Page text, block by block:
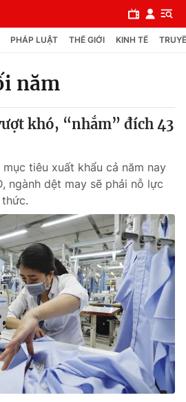
PHÁP LUẬT THẾ GIỚI KINH TẾ
năm
khó, “nhắm” đích 43
tiêu xuất khẩu cả năm nay
ngành dệt may sẽ phải nỗ lực